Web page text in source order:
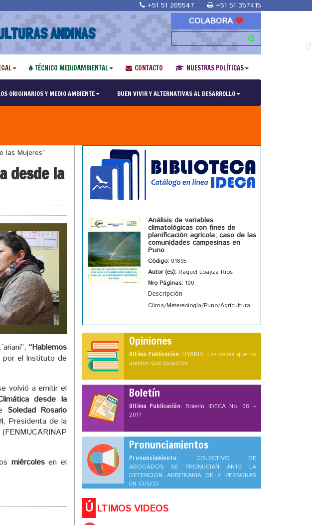
+51 51 205547 +51 51 357415
ANDINAS
COLABORA
TÉCNICO MEDIOAMBIENTAL CONTACTO NUESTRAS POLÍTICAS
ORIGINARIOS Y MEDIO AMBIENTE BUEN VIVIR Y ALTERNATIVAS AL DESARROLLO
las Mujeres”
desde la
“Hablemos
por el Instituto de
volvió a emitir el
desde la
Soledad Rosario
, Presidenta de la
miércolesen el
Análisis de variables
climatológicas con fines de
planificación agrícola; caso de las
comunidades campesinas en
Puno
Código: 01895
Autor (es): Raquel Loayza Rios
Nro Páginas: 100
Descripción
Clima/Metereología/Puno/Agricultura
Opiniones
Ultima Publicación: UYARIY: Las voces que no
quieren que escuches
Boletín
Ultima Publicación: Boletín IDECA No. 08 –
2017
Pronunciamientos
Pronunciamiento: COLECTIVO DE
ABOGADOS SE PRONUCIAN ANTE LA
DETENCION ARBITRARIA DE 4 PERSONAS
EN CUSCO
Ú LTIMOS VIDEOS